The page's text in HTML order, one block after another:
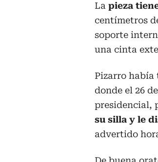
La pieza
centímetros
soporte
una cinta
Pizarro había
donde el 26
presidencial,
su silla y le
advertido